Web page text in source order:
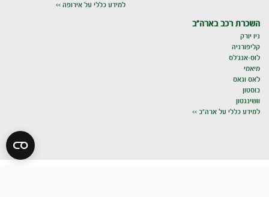
למידע כללי על אירופה >>
השכרת רכב בארה"ב
ניו יורק
קליפורניה
לוס-אנג'לס
מיאמי
לאס וגאס
בוסטון
וושינגטון
למידע כללי על ארה"ב >>